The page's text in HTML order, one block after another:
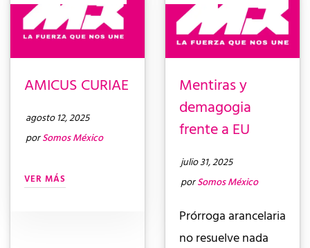
AMICUS CURIAE
agosto 12, 2025
porSomos México
VER MÁS
Mentiras y
demagogia
frente a EU
julio 31, 2025
porSomos México
Prórroga arancelaria
no resuelve nada